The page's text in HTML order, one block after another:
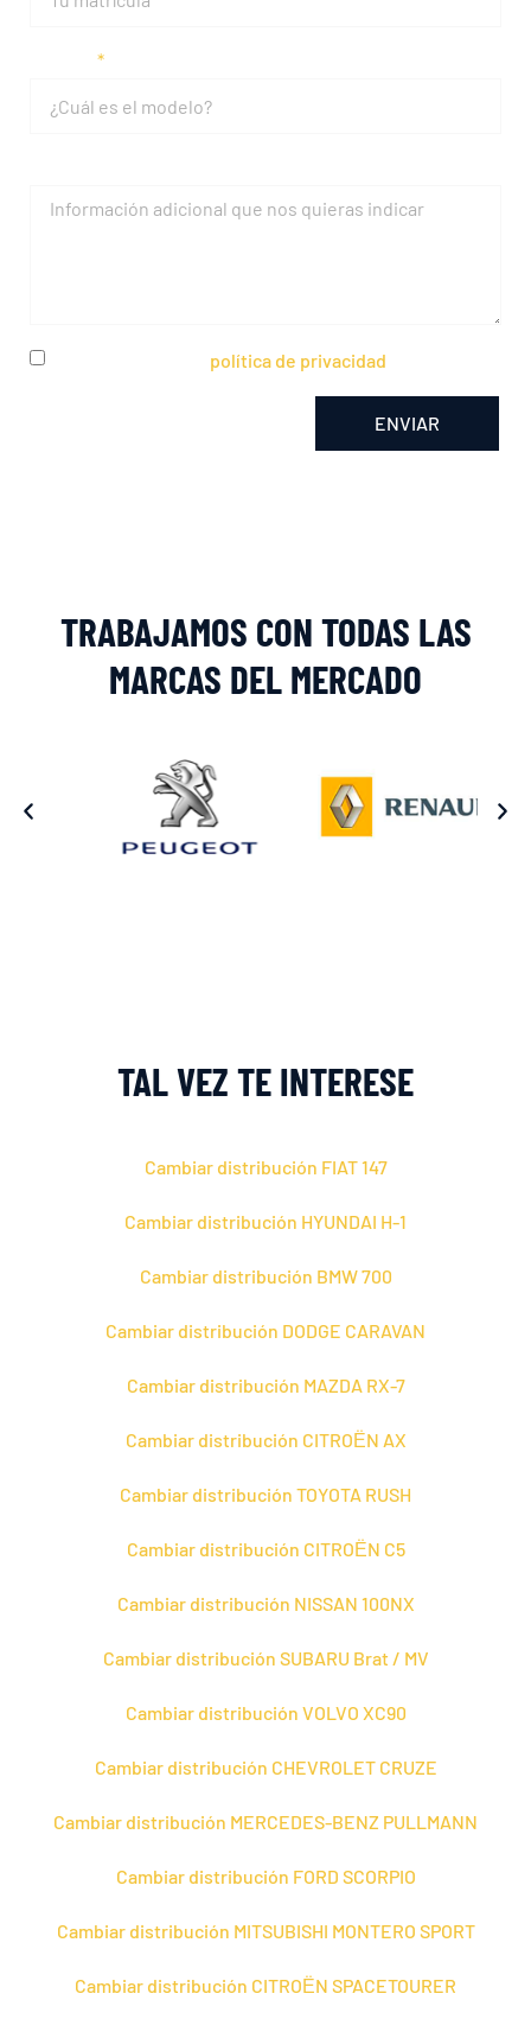
política de privacidad
ENVIAR
TRABAJAMOS CON TODAS LAS
MARCAS DEL MERCADO
TAL VEZ TE INTERESE
Cambiar distribución FIAT 147
Cambiar distribución HYUNDAI H-1
Cambiar distribución BMW 700
Cambiar distribución DODGE CARAVAN
Cambiar distribución MAZDA RX-7
Cambiar distribución CITROЁN AX
Cambiar distribución TOYOTA RUSH
Cambiar distribución CITROЁN C5
Cambiar distribución NISSAN 100NX
Cambiar distribución SUBARU Brat / MV
Cambiar distribución VOLVO XC90
Cambiar distribución CHEVROLET CRUZE
Cambiar distribución MERCEDES-BENZ PULLMANN
Cambiar distribución FORD SCORPIO
Cambiar distribución MITSUBISHI MONTERO SPORT
Cambiar distribución CITROЁN SPACETOURER